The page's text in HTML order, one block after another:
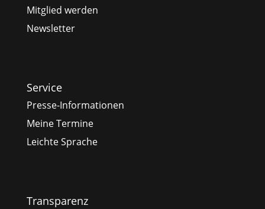
Mitglied werden
Newsletter
Service
Presse-Informationen
Meine Termine
Leichte Sprache
Transparenz